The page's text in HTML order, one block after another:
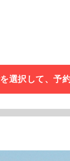
選択して、予